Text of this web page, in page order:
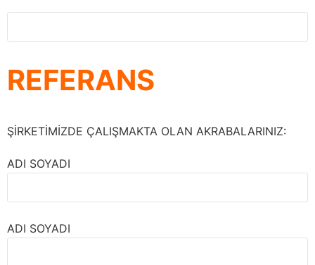
REFERANS
ŞİRKETİMİZDE ÇALIŞMAKTA OLAN AKRABALARINIZ:
ADI SOYADI
ADI SOYADI